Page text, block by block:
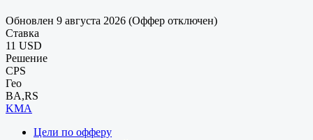
Обновлен 9 августа 2026 (Оффер отключен)
Ставка
11 USD
Решение
CPS
Гео
BA,RS
KMA
Цели по офферу